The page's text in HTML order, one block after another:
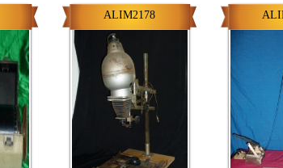
ALIM2178